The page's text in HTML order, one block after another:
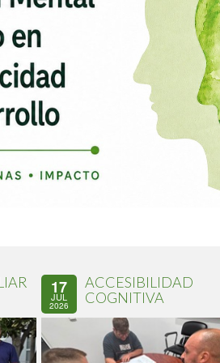
17
JUL
2026
ACCESIBILIDAD
COGNITIVA